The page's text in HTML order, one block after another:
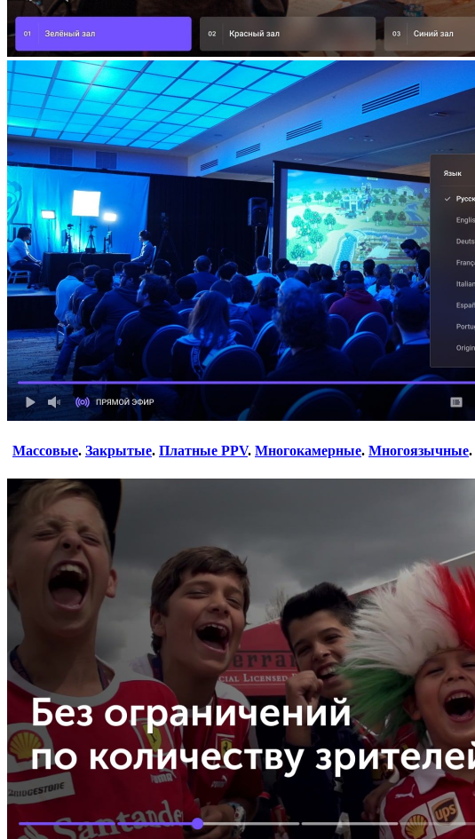
Массовые. Закрытые. Платные PPV. Многокамерные. Многоязычные.